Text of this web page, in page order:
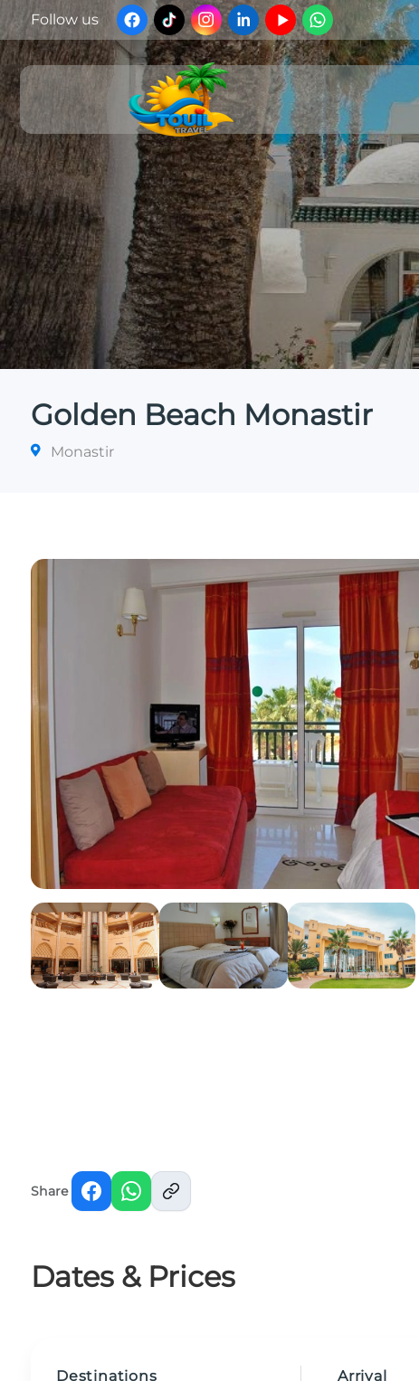
Follow us
Golden Beach Monastir
Monastir
Share
Dates & Prices
Destinations Arrival